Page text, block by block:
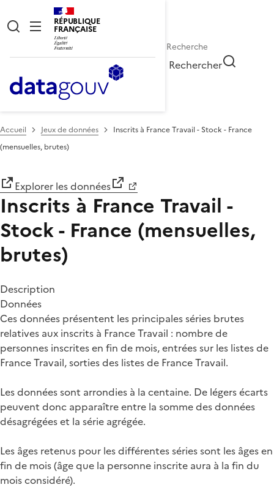
RÉPUBLIQUE
FRANÇAISE
Rechercher
Accueil Jeux de données
Inscrits à France Travail - Stock - France
(mensuelles, brutes)
Explorer les données
Inscrits à France Travail -
Stock - France (mensuelles,
brutes)
Description
Données
Ces données présentent les principales séries brutes
relatives aux inscrits à France Travail : nombre de
personnes inscrites en fin de mois, entrées sur les listes de
France Travail, sorties des listes de France Travail.
Les données sont arrondies à la centaine. De légers écarts
peuvent donc apparaître entre la somme des données
désagrégées et la série agrégée.
Les âges retenus pour les différentes séries sont les âges en
fin de mois (âge que la personne inscrite aura à la fin du
mois considéré).